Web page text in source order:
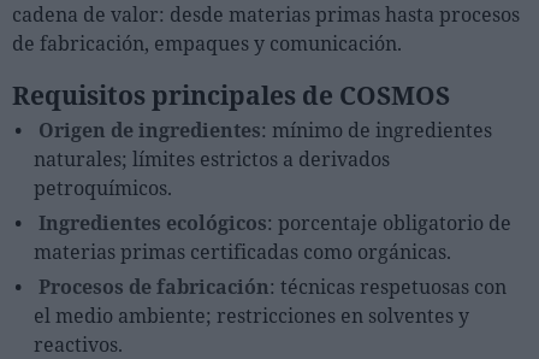
cadena de valor: desde materias primas hasta procesos
de fabricación, empaques y comunicación.
Requisitos principales de COSMOS
Origen de ingredientes: mínimo de ingredientes
naturales; límites estrictos a derivados
petroquímicos.
Ingredientes ecológicos: porcentaje obligatorio de
materias primas certificadas como orgánicas.
Procesos de fabricación: técnicas respetuosas con
el medio ambiente; restricciones en solventes y
reactivos.